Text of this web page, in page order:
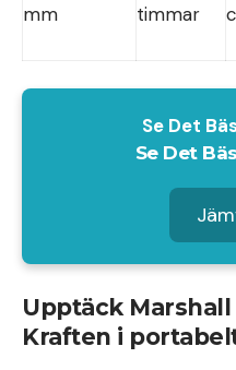
mm
timmar
Se Det
Se Det
Upptäck
Kraften i